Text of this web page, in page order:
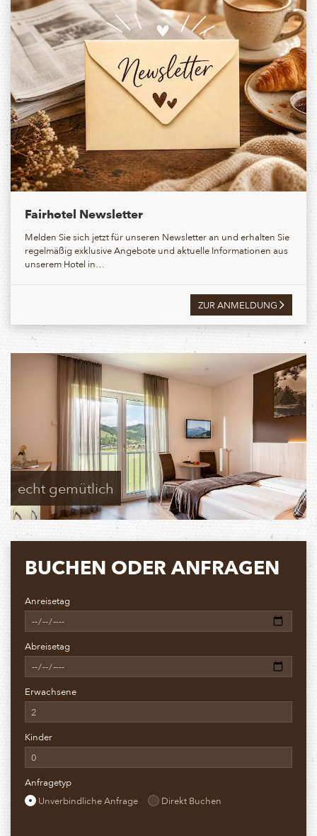
Fairhotel Newsletter
Melden Sie sich jetzt für unseren Newsletter an und erhalten Sie
regelmäßig exklusive Angebote und aktuelle Informationen aus
unserem Hotel in…
ZUR ANMELDUNG
echt gemütlich
BUCHEN ODER ANFRAGEN
Anreisetag
Abreisetag
Erwachsene
Kinder
Anfragetyp
Unverbindliche Anfrage
Direkt Buchen